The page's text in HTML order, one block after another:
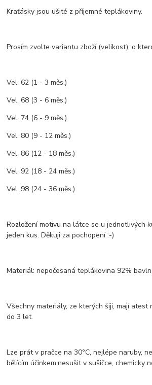
Kraťásky jsou ušité z příjemné teplákoviny.
Prosím zvolte variantu zboží (velikost), o
Vel. 62 (1 - 3 měs.)
Vel. 68 (3 - 6 měs.)
Vel. 74 (6 - 9 měs.)
Vel. 80 (9 - 12 měs.)
Vel. 86 (12 - 18 měs.)
Vel. 92 (18 - 24 měs.)
Vel. 98 (24 - 36 měs.)
Rozložení motivu na látce se u jednotlivých
jeden kus. Děkuji za pochopení :-)
Materiál: nepočesaná teplákovina 92%
Všechny materiály, ze kterých šiji, mají atest
do 3 let.
Lze prát v pračce na 30°C, nejlépe naruby,
bělícím účinkem,nesušit v sušičce, chemicky